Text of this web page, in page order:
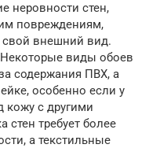
неровности стен,
повреждениям,
свой внешний вид.
Некоторые виды обоев
содержания ПВХ, а
особенно если у
кожу с другими
стен требует более
а текстильные